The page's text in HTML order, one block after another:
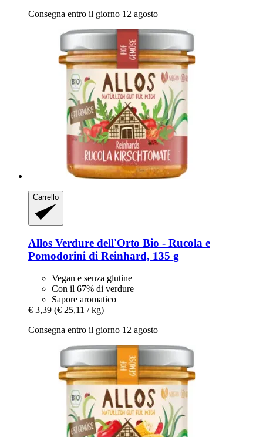
Consegna entro il giorno 12 agosto
Carrello
Allos Verdure dell'Orto Bio -​ Rucola e
Pomodorini di Reinhard, 135 g
Vegan e senza glutine
Con il 67% di verdure
Sapore aromatico
€ 3,39 (€ 25,11 / kg)
Consegna entro il giorno 12 agosto